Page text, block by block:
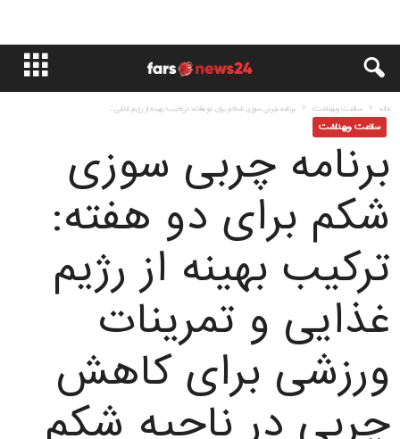
خانه سلامت وبهداشت برنامه چربی سوزی شکم برای دو هفته: ترکیب بهینه از رژیم غذایی...
سلامت وبهداشت
برنامه چربی سوزی
شکم برای دو هفته:
ترکیب بهینه از رژیم
غذایی و تمرینات
ورزشی برای کاهش